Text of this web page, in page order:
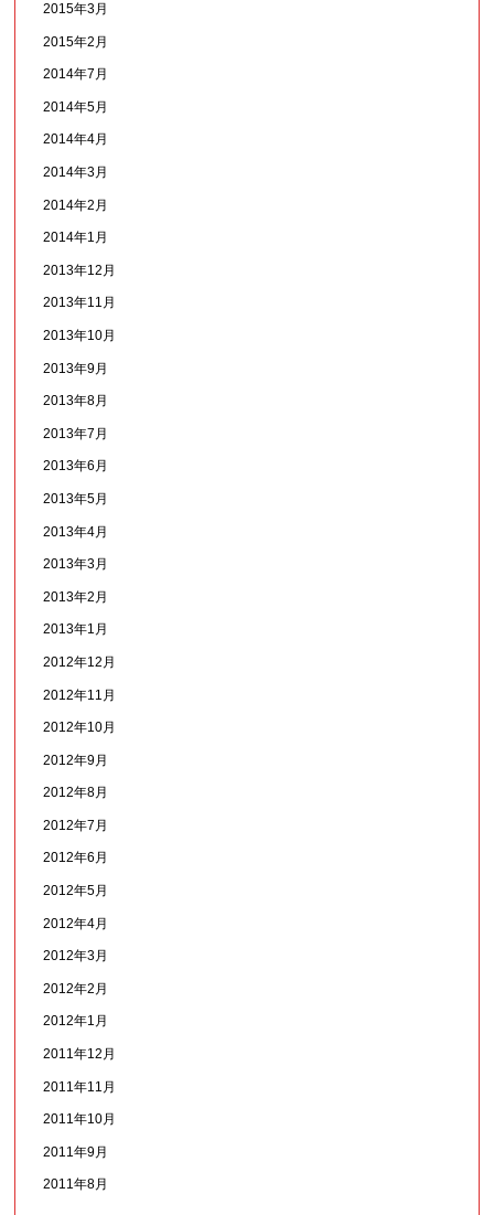
2015年3月
2015年2月
2014年7月
2014年5月
2014年4月
2014年3月
2014年2月
2014年1月
2013年12月
2013年11月
2013年10月
2013年9月
2013年8月
2013年7月
2013年6月
2013年5月
2013年4月
2013年3月
2013年2月
2013年1月
2012年12月
2012年11月
2012年10月
2012年9月
2012年8月
2012年7月
2012年6月
2012年5月
2012年4月
2012年3月
2012年2月
2012年1月
2011年12月
2011年11月
2011年10月
2011年9月
2011年8月